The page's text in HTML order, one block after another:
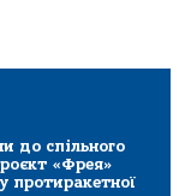
до спільного
«Фрея»
протиракетної